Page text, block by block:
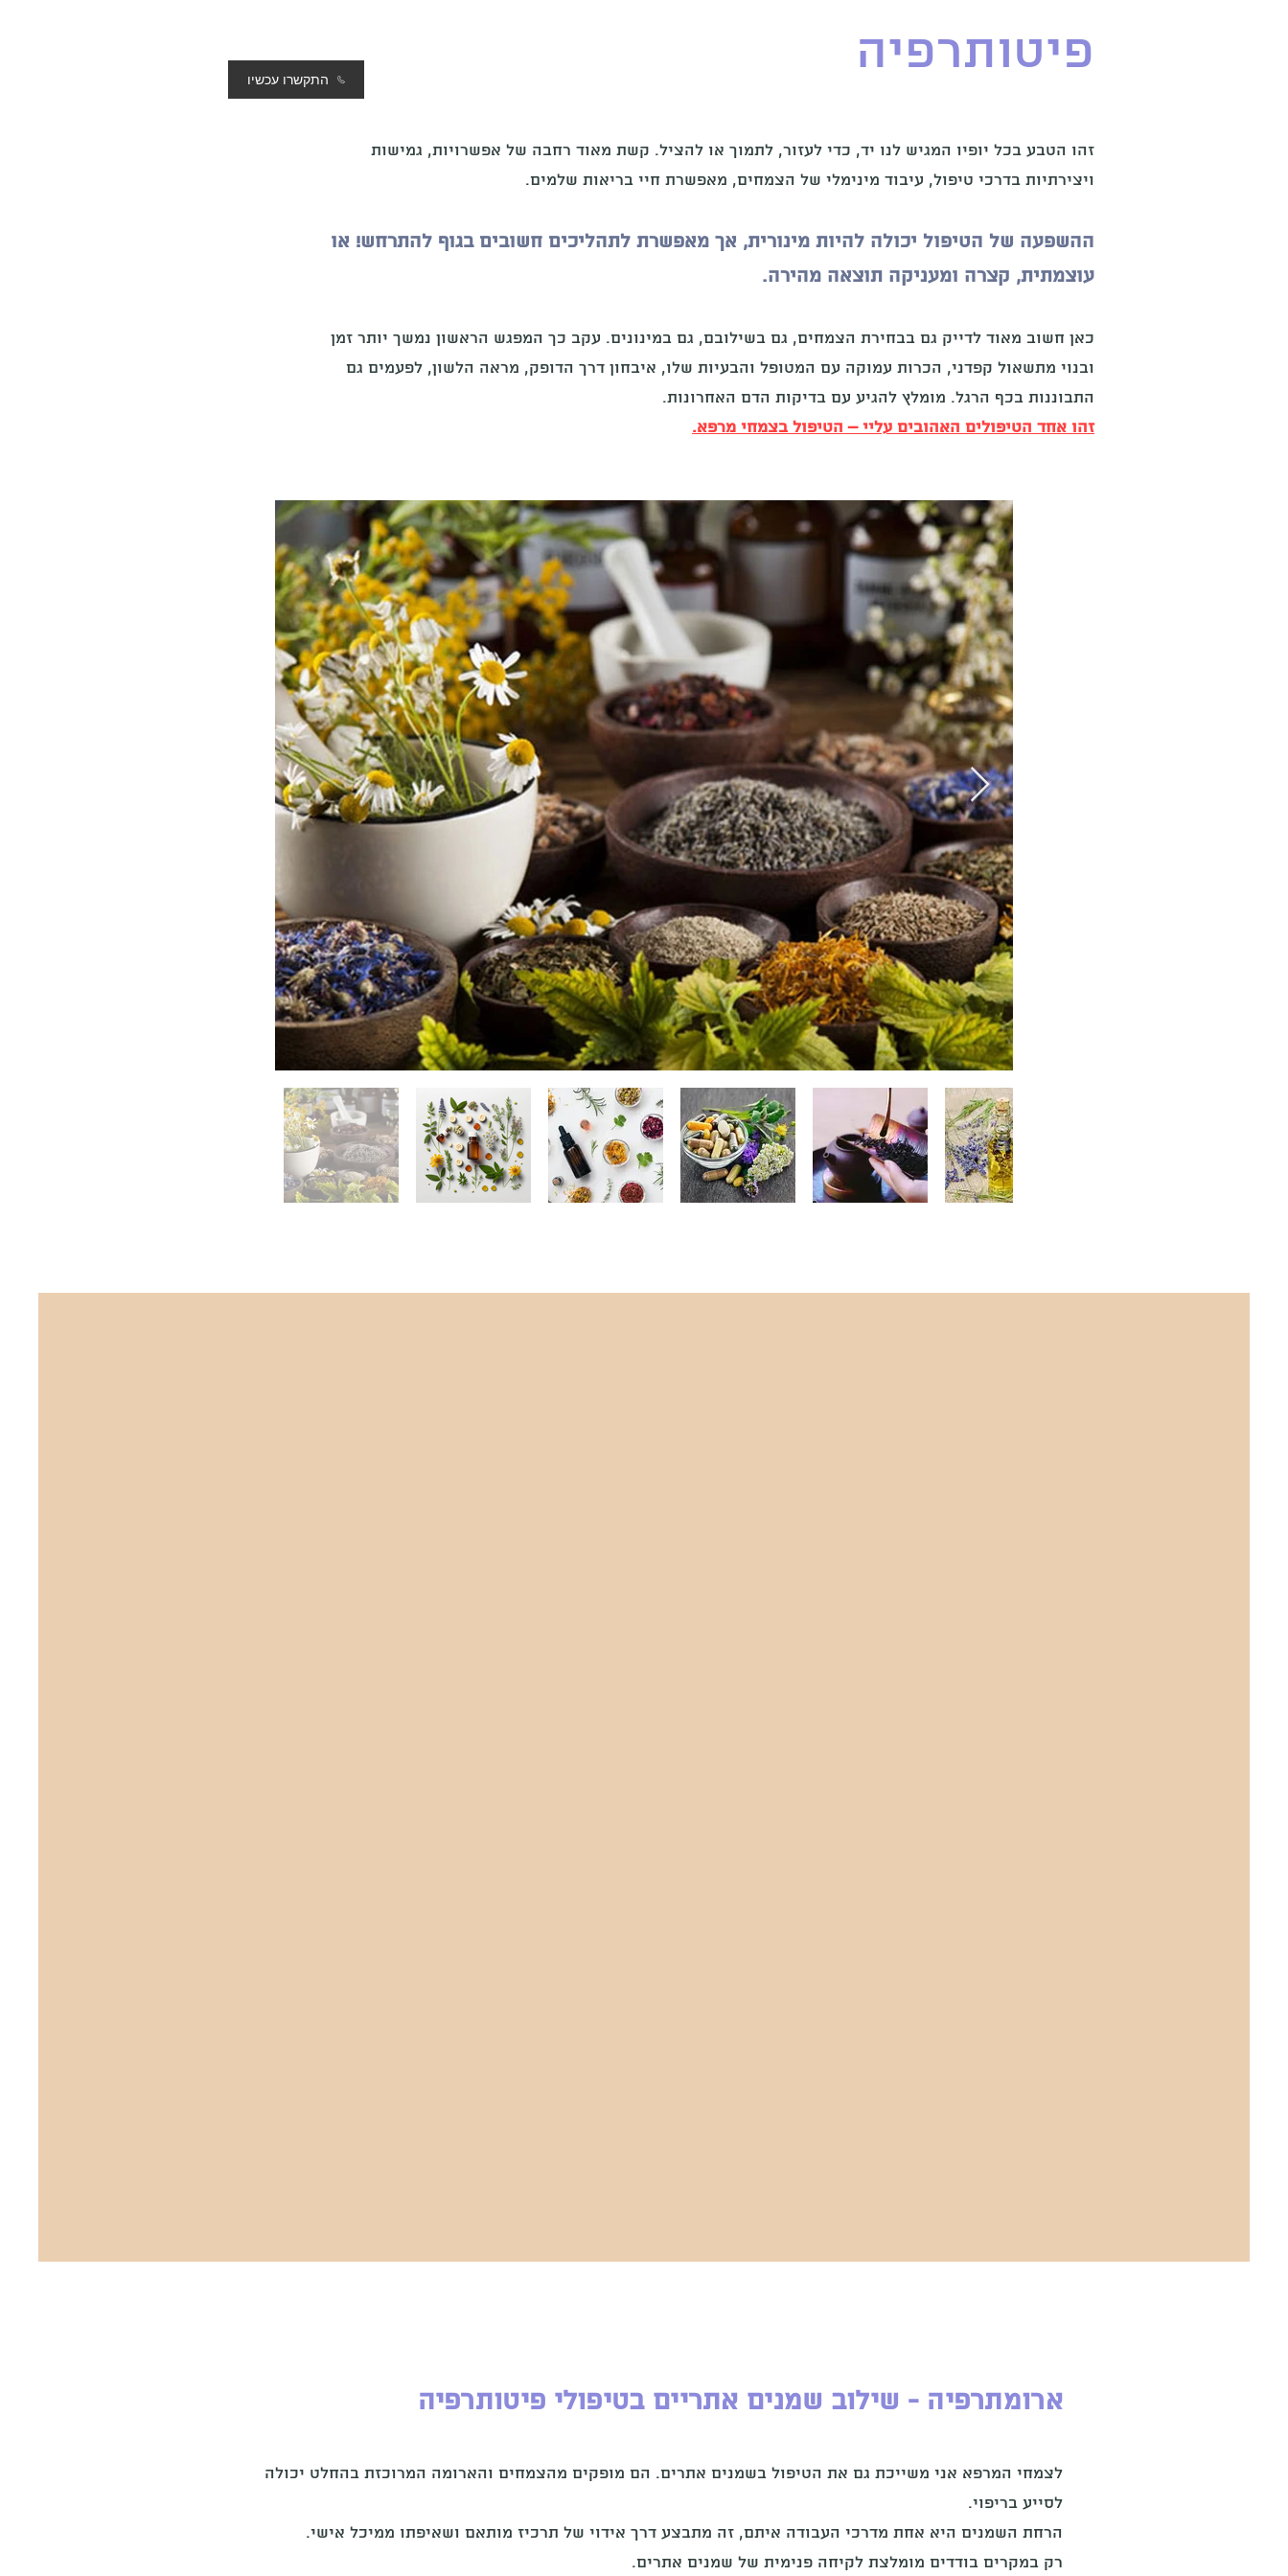
פיטותרפיה
התקשרו עכשיו
זהו הטבע בכל יופיו המגיש לנו יד, כדי לעזור, לתמוך או להציל. קשת מאוד רחבה של אפשרויות, גמישות
ויצירתיות בדרכי טיפול, עיבוד מינימלי של הצמחים, מאפשרת חיי בריאות שלמים.
ההשפעה של הטיפול יכולה להיות מינורית, אך מאפשרת לתהליכים חשובים בגוף להתרחש! או
עוצמתית, קצרה ומעניקה תוצאה מהירה.
כאן חשוב מאוד לדייק גם בבחירת הצמחים, גם בשילובם, גם במינונים. עקב כך המפגש הראשון נמשך יותר זמן
ובנוי מתשאול קפדני, הכרות עמוקה עם המטופל והבעיות שלו, איבחון דרך הדופק, מראה הלשון, לפעמים גם
התבוננות בכף הרגל. מומלץ להגיע עם בדיקות הדם האחרונות.
זהו אחד הטיפולים האהובים עליי – הטיפול בצמחי מרפא.
ארומתרפיה - שילוב שמנים אתריים בטיפולי פיטותרפיה
לצמחי המרפא אני משייכת גם את הטיפול בשמנים אתרים. הם מופקים מהצמחים והארומה המרוכזת בהחלט יכולה
לסייע בריפוי.
הרחת השמנים היא אחת מדרכי העבודה איתם, זה מתבצע דרך אידוי של תרכיז מותאם ושאיפתו ממיכל אישי.
רק במקרים בודדים מומלצת לקיחה פנימית של שמנים אתרים.